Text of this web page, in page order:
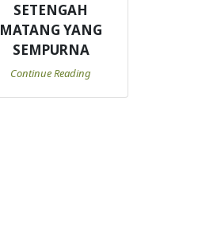
SETENGAH
MATANG YANG
SEMPURNA
Continue Reading